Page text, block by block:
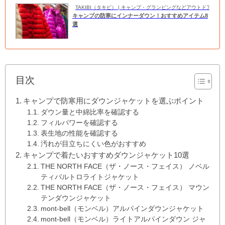
TAKIBI（タキビ） | キャンプ・グランピングなどアウトドアの総
キャンプの防寒にインナーダウン！おすすめアイテム8
選
目次
キャンプで防寒用にダウンジャケットを選ぶポイント
ダウン量と中綿比率を確認する
フィルパワーを確認する
表生地の性能を確認する
汚れが目立ちにくい色がおすすめ
キャンプで着たいおすすめダウンジャケット10選
THE NORTH FACE（ザ・ノース・フェイス） ノベル
ティバルトロライトジャケット
THE NORTH FACE（ザ・ノース・フェイス） マウン
テンダウンジャケット
mont-bell（モンベル）アルパインダウンジャケット
mont-bell（モンベル）ライトアルパインダウン ジャ